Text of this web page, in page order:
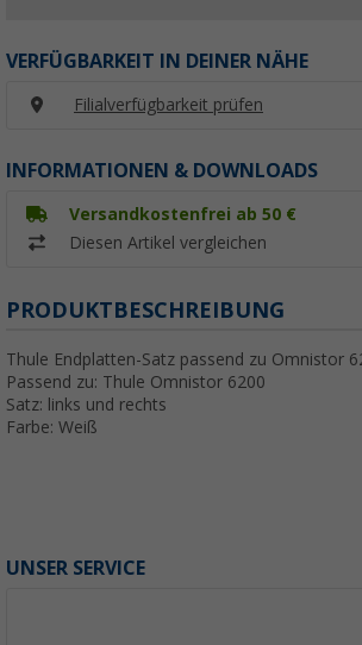
VERFÜGBARKEIT IN DEINER NÄHE
Filialverfügbarkeit prüfen
INFORMATIONEN & DOWNLOADS
Versandkostenfrei ab 50 €
Diesen Artikel vergleichen
PRODUKTBESCHREIBUNG
Thule Endplatten-Satz passend zu Omnistor
Passend zu: Thule Omnistor 6200
Satz: links und rechts
Farbe: Weiß
UNSER SERVICE